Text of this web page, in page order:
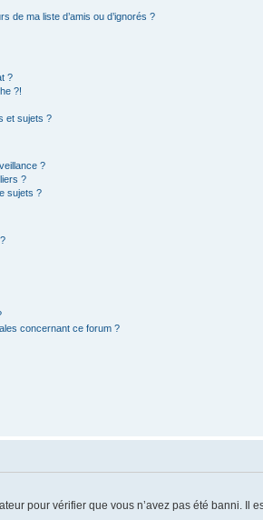
de ma liste d’amis ou d’ignorés ?
?
?!
et sujets ?
?
?
sujets ?
concernant ce forum ?
pour vérifier que vous n’avez pas été banni. Il